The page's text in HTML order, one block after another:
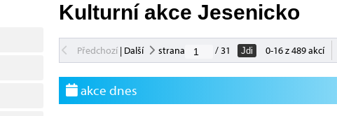
Kulturní akce Jesenicko
Předchozí| Další strana / 31 Jdi 0-16 z 489 akcí
akce dnes